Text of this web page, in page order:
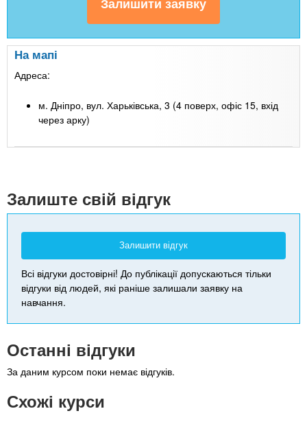
На мапі
Адреса:
м. Дніпро, вул. Харьківська, 3 (4 поверх, офіс 15, вхід
через арку)
Залиште свій відгук
Залишити відгук
Всі відгуки достовірні! До публікації допускаються тільки
відгуки від людей, які раніше залишали заявку на
навчання.
Останні відгуки
За даним курсом поки немає відгуків.
Схожі курси